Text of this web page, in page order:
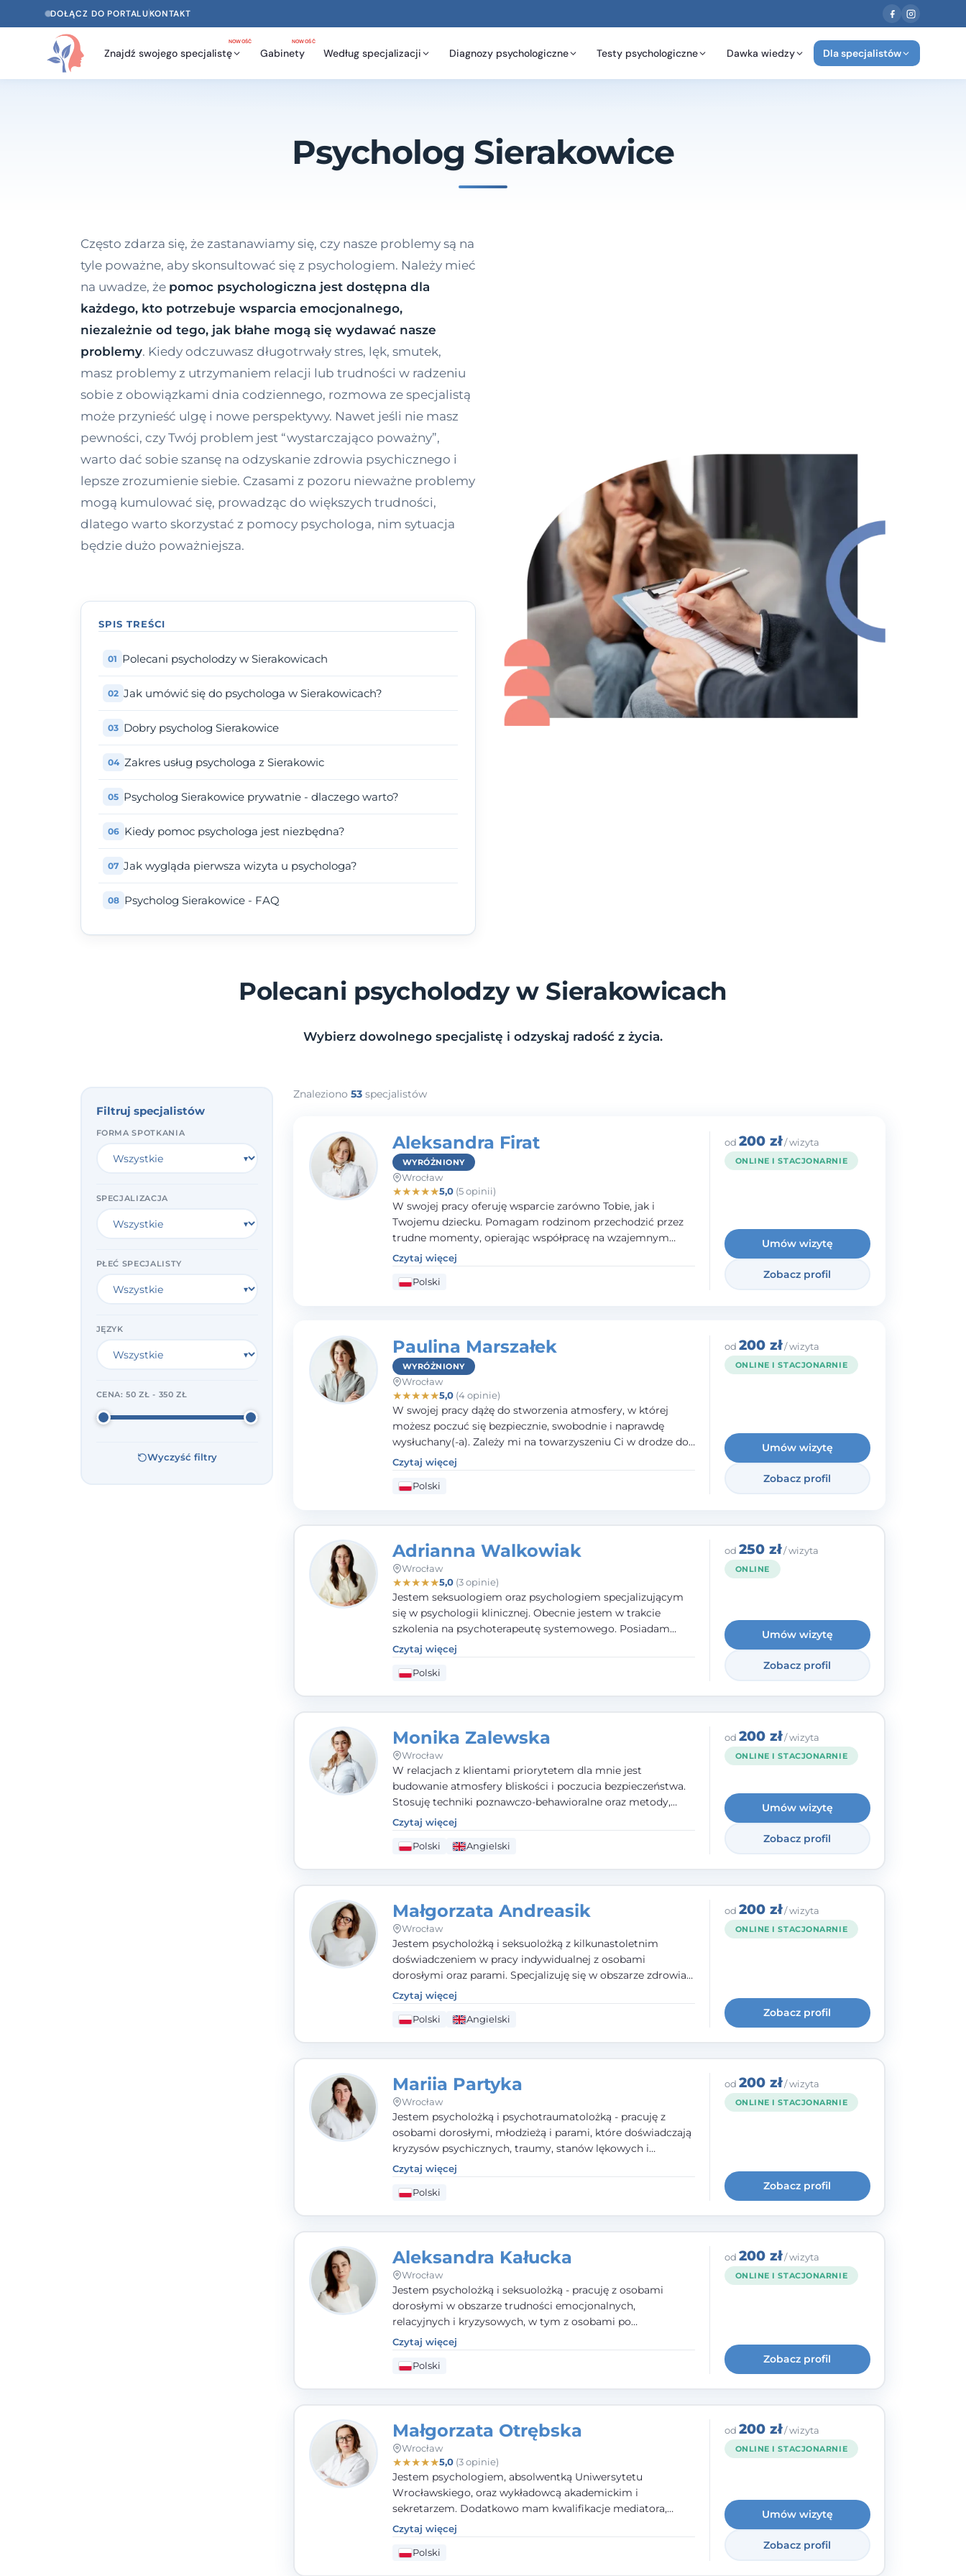
DOŁĄCZ DO PORTALUKONTAKT
Znajdź swojego specjalistę
NOWOŚĆ
Gabinety
NOWOŚĆ
Według specjalizacji Diagnozy psychologiczne Testy psychologiczne Dawka wiedzy Dla specjalistów
Psycholog Sierakowice
Często zdarza się, że zastanawiamy się, czy nasze problemy są na
tyle poważne, aby skonsultować się z psychologiem. Należy mieć
na uwadze, że pomoc psychologiczna jest dostępna dla
każdego, kto potrzebuje wsparcia emocjonalnego,
niezależnie od tego, jak błahe mogą się wydawać nasze
problemy. Kiedy odczuwasz długotrwały stres, lęk, smutek,
masz problemy z utrzymaniem relacji lub trudności w radzeniu
sobie z obowiązkami dnia codziennego, rozmowa ze specjalistą
może przynieść ulgę i nowe perspektywy. Nawet jeśli nie masz
pewności, czy Twój problem jest “wystarczająco poważny”,
warto dać sobie szansę na odzyskanie zdrowia psychicznego i
lepsze zrozumienie siebie. Czasami z pozoru nieważne problemy
mogą kumulować się, prowadząc do większych trudności,
dlatego warto skorzystać z pomocy psychologa, nim sytuacja
będzie dużo poważniejsza.
SPIS TREŚCI
Polecani psycholodzy w Sierakowicach
Jak umówić się do psychologa w Sierakowicach?
Dobry psycholog Sierakowice
Zakres usług psychologa z Sierakowic
Psycholog Sierakowice prywatnie - dlaczego warto?
Kiedy pomoc psychologa jest niezbędna?
Jak wygląda pierwsza wizyta u psychologa?
Psycholog Sierakowice - FAQ
Polecani psycholodzy w Sierakowicach
Wybierz dowolnego specjalistę i odzyskaj radość z życia.
Filtruj specjalistów
FORMA SPOTKANIA
SPECJALIZACJA
PŁEĆ SPECJALISTY
JĘZYK
CENA:50 ZŁ - 350 ZŁ
Wyczyść filtry
Znaleziono 53 specjalistów
Aleksandra Firat
WYRÓŻNIONY
Wrocław
★★★★★5,0(5 opinii)
W swojej pracy oferuję wsparcie zarówno Tobie, jak i
Twojemu dziecku. Pomagam rodzinom przechodzić przez
trudne momenty, opierając współpracę na wzajemnym
zaufaniu i otwartej komunikacji. Posiadam doświadczenie w
pracy z dziećmi i młodzieżą mierzącymi się z różnorodnymi
trudnościami emocjonalnymi oraz rozwojowymi.
Czytaj więcej
Polski
od 200 zł/ wizyta
ONLINE I STACJONARNIE
Umów wizytę
Zobacz profil
Paulina Marszałek
WYRÓŻNIONY
Wrocław
★★★★★5,0(4 opinie)
W swojej pracy dążę do stworzenia atmosfery, w której
możesz poczuć się bezpiecznie, swobodnie i naprawdę
wysłuchany(-a). Zależy mi na towarzyszeniu Ci w drodze do
większego dobrostanu, lepszego poznania siebie oraz
budowania wartościowych i satysfakcjonujących relacji -
zarówno z innymi, jak i z samym sobą. Możliwość bycia
Czytaj więcej
Polski
od 200 zł/ wizyta
ONLINE I STACJONARNIE
Umów wizytę
Zobacz profil
Adrianna Walkowiak
Wrocław
★★★★★5,0(3 opinie)
Jestem seksuologiem oraz psychologiem specjalizującym
się w psychologii klinicznej. Obecnie jestem w trakcie
szkolenia na psychoterapeutę systemowego. Posiadam
status członka nadzwyczajnego Wielkopolskiego
Towarzystwa Terapii Systemowej oraz należę do Polskiego
Towarzystwa Psychiatrycznego. W mojej pracy na
zasobach.
Czytaj więcej
Polski
od 250 zł/ wizyta
ONLINE
Umów wizytę
Zobacz profil
Monika Zalewska
Wrocław
W relacjach z klientami priorytetem dla mnie jest
budowanie atmosfery bliskości i poczucia bezpieczeństwa.
Stosuję techniki poznawczo-behawioralne oraz metody,
które koncentrują się na rozwiązaniach (TSR). Te polegają na
osiąganiu zamierzonych celów (doprowadzeniu do
rozwiązania trudnych sytuacji) poprzez identyfikowanie i
Czytaj więcej
Polski Angielski
od 200 zł/ wizyta
ONLINE I STACJONARNIE
Umów wizytę
Zobacz profil
Małgorzata Andreasik
Wrocław
Jestem psycholożką i seksuolożką z kilkunastoletnim
doświadczeniem w pracy indywidualnej z osobami
dorosłymi oraz parami. Specjalizuję się w obszarze zdrowia
seksualnego, żałoby, kryzysów życiowych i wypalenia
zawodowego. Pracuję w języku polskim i angielskim, w
podejściu humanistycznym, opartym na partnerstwie i
Czytaj więcej
Polski Angielski
od 200 zł/ wizyta
ONLINE I STACJONARNIE
Zobacz profil
Mariia Partyka
Wrocław
Jestem psycholożką i psychotraumatolożką - pracuję z
osobami dorosłymi, młodzieżą i parami, które doświadczają
kryzysów psychicznych, traumy, stanów lękowych i
trudności relacyjnych. W pracy kieruję się uważnością,
empatią i głębokim szacunkiem dla indywidualnej historii
każdego człowieka. Jestem w trakcie czteroletniej szkoły
Czytaj więcej
Polski
od 200 zł/ wizyta
ONLINE I STACJONARNIE
Zobacz profil
Aleksandra Kałucka
Wrocław
Jestem psycholożką i seksuolożką - pracuję z osobami
dorosłymi w obszarze trudności emocjonalnych,
relacyjnych i kryzysowych, w tym z osobami po
doświadczeniach przemocy. Ukończyłam psychologię
kliniczną oraz studia podyplomowe z interwencji kryzysowej
i seksuologii klinicznej na SWPS we Wrocławiu. W pracy
Czytaj więcej
Polski
od 200 zł/ wizyta
ONLINE I STACJONARNIE
Zobacz profil
Małgorzata Otrębska
Wrocław
★★★★★5,0(3 opinie)
Jestem psychologiem, absolwentką Uniwersytetu
Wrocławskiego, oraz wykładowcą akademickim i
sekretarzem. Dodatkowo mam kwalifikacje mediatora,
specjalizując się w sprawach rodzinnych, cywilnych oraz
karnych.
Czytaj więcej
Polski
od 200 zł/ wizyta
ONLINE I STACJONARNIE
Umów wizytę
Zobacz profil